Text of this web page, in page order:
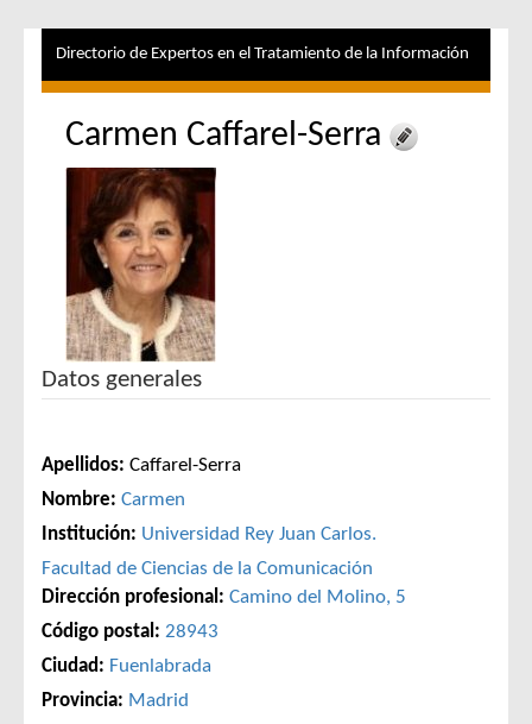
Directorio de Expertos en el Tratamiento de la Información
Carmen Caffarel-Serra
Datos generales
Apellidos: Caffarel-Serra
Nombre: Carmen
Institución: Universidad Rey Juan Carlos.
Facultad de Ciencias de la Comunicación
Dirección profesional: Camino del Molino, 5
Código postal: 28943
Ciudad: Fuenlabrada
Provincia: Madrid